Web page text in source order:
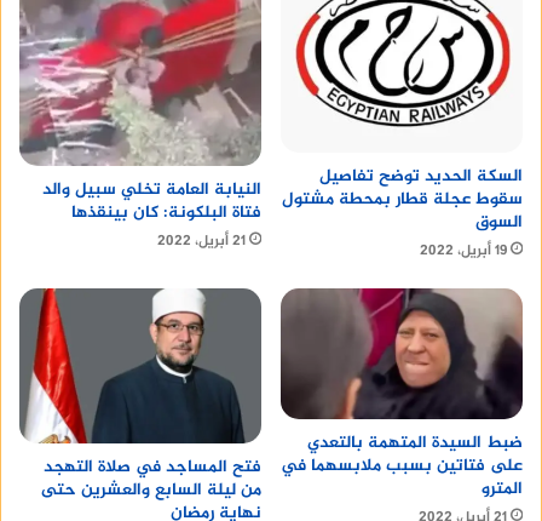
السكة الحديد توضح تفاصيل
سقوط عجلة قطار بمحطة مشتول
السوق
19 أبريل، 2022
النيابة العامة تخلي سبيل والد
فتاة البلكونة: كان بينقذها
21 أبريل، 2022
ضبط السيدة المتهمة بالتعدي
على فتاتين بسبب ملابسهما في
المترو
فتح المساجد في صلاة التهجد
من ليلة السابع والعشرين حتى
نهاية رمضان